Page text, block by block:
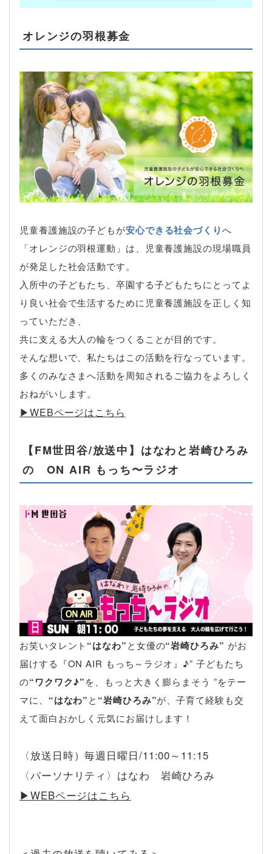
オレンジの羽根募金
児童養護施設の子どもが安心できる社会づくりへ
「オレンジの羽根運動」は、児童養護施設の現場職員
が発足した社会活動です。
入所中の子どもたち、卒園する子どもたちにとってよ
り良い社会で生活するために児童養護施設を正しく知
っていただき、
共に支える大人の輪をつくることが目的です。
そんな想いで、私たちはこの活動を行なっています。
多くのみなさまへ活動を周知されるご協力をよろしく
おねがいします。
▶︎WEBページはこちら
【FM世田谷/放送中】はなわと岩崎ひろみ
の ON AIR もっち〜ラジオ
お笑いタレント “はなわ”と女優の“岩崎ひろみ” がお
届けする『ON AIR もっち～ラジオ』♪” 子どもたち
の“ワクワク♪”を、もっと大きく膨らまそう ”をテー
マに、 “はなわ”と “岩崎ひろみ”が、子育て経験も交
えて面白おかしく元気にお届けします！
〈放送日時）毎週日曜日/11:00～11:15
〈パーソナリティ〉はなわ 岩崎ひろみ
▶︎WEBページはこちら